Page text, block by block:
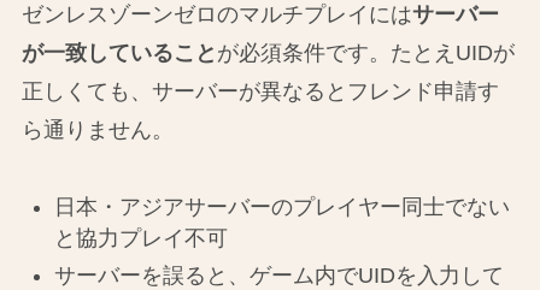
ゼンレスゾーンゼロのマルチプレイにはサーバー
が一致していること が必須条件です。たとえUIDが
正しくても、サーバーが異なるとフレンド申請す
ら通りません。
日本・アジアサーバーのプレイヤー同士でない
と協力プレイ不可
サーバーを誤ると、ゲーム内でUIDを入力して